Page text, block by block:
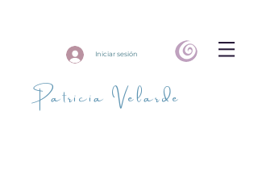
Iniciar sesión
Patricia Velarde